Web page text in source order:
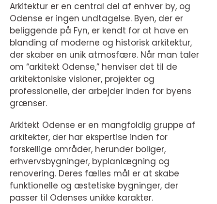
Arkitektur er en central del af enhver by, og
Odense er ingen undtagelse. Byen, der er
beliggende på Fyn, er kendt for at have en
blanding af moderne og historisk arkitektur,
der skaber en unik atmosfære. Når man taler
om “arkitekt Odense,” henviser det til de
arkitektoniske visioner, projekter og
professionelle, der arbejder inden for byens
grænser.
Arkitekt Odense er en mangfoldig gruppe af
arkitekter, der har ekspertise inden for
forskellige områder, herunder boliger,
erhvervsbygninger, byplanlægning og
renovering. Deres fælles mål er at skabe
funktionelle og æstetiske bygninger, der
passer til Odenses unikke karakter.